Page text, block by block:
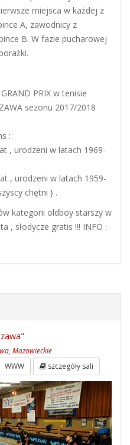
miejsca w każdej z
A, zawodnicy z
B. W fazie pucharowej
PRIX w tenisie
sezonu 2017/2018
:
, urodzeni w latach 1969-
, urodzeni w latach 1959-
chętni } .
kategorii oldboy starszy w
, słodycze gratis !!! INFO :
Mazowieckie
WWW szczegóły sali